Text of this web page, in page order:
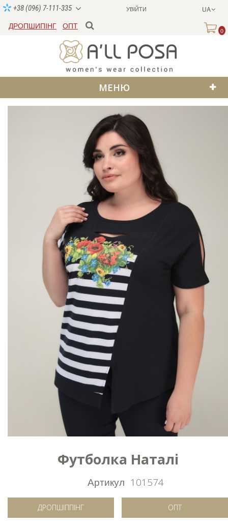
УВІЙТИ UA
+38 (096) 7-111-335
ДРОПШИПІНГ ОПТ
0
МЕНЮ
Футболка Наталі
Артикул 101574
ДРОПШІППІНГ ОПТ